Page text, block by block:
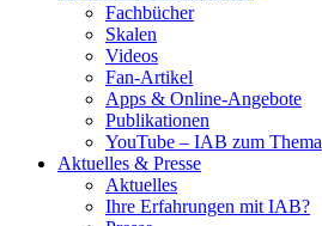
Fachbücher
Skalen
Videos
Fan-Artikel
Apps & Online-Angebote
Publikationen
YouTube – IAB zum Thema
Aktuelles & Presse
Aktuelles
Ihre Erfahrungen mit IAB?